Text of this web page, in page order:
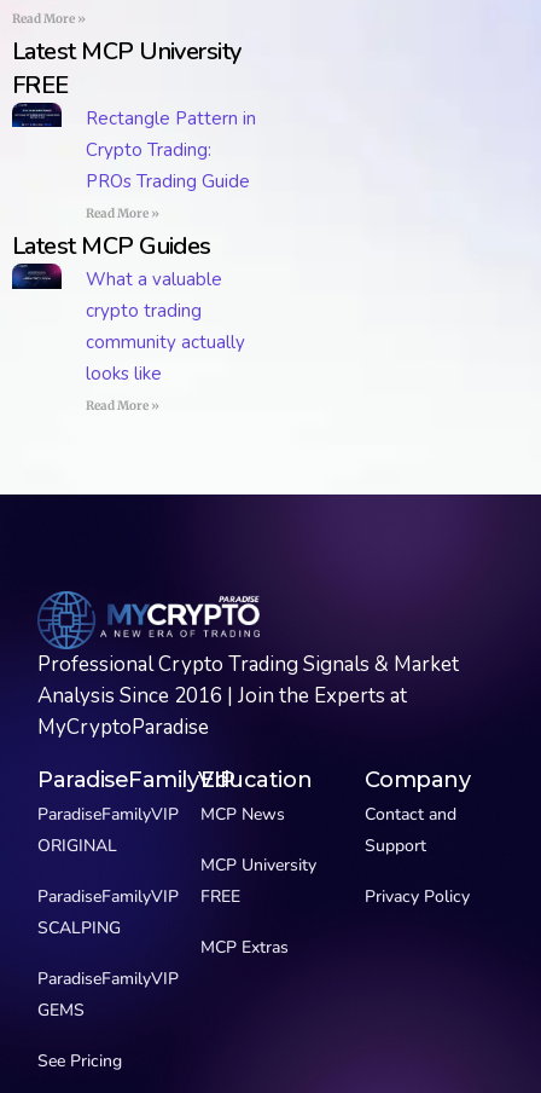
Read More »
Latest MCP University
FREE
Rectangle Pattern in
Crypto Trading:
PROs Trading Guide
Read More »
Latest MCP Guides
What a valuable
crypto trading
community actually
looks like
Read More »
Professional Crypto Trading Signals & Market
Analysis Since 2016 | Join the Experts at
MyCryptoParadise
ParadiseFamilyVIP
ParadiseFamilyVIP
ORIGINAL
ParadiseFamilyVIP
SCALPING
ParadiseFamilyVIP
GEMS
See Pricing
Education
MCP News
MCP University
FREE
MCP Extras
Company
Contact and
Support
Privacy Policy